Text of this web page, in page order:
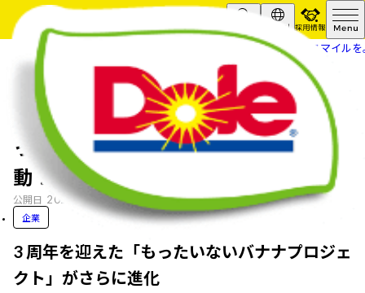
Search Global
採用情報
“フルーツでスマイル
“フルーツでスマイルを。”の Dole「も
ったいないフルーツアクション」始
動！
公開日 2024.10.04
企業
3 周年を迎えた「もったいないバナナプロジェ
クト」がさらに進化